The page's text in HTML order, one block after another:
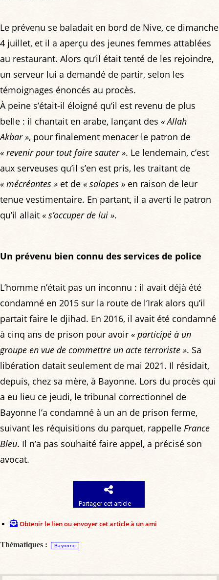
Le prévenu se baladait en bord de Nive, ce dimanche
4 juillet, et il a aperçu des jeunes femmes attablées
au restaurant. Alors qu’il était tenté de les rejoindre,
un serveur lui a demandé de partir, selon les
témoignages énoncés au procès.
À peine s’était-il éloigné qu’il est revenu de plus
belle : il chantait en arabe, lançant des « Allah
Akbar », pour finalement menacer le patron de
« revenir pour tout faire sauter ». Le lendemain, c’est
aux serveuses qu’il s’en est pris, les traitant de
« mécréantes » et de « salopes » en raison de leur
tenue vestimentaire. En partant, il a averti le patron
qu’il allait « s’occuper de lui ».
Un prévenu bien connu des services de police
L’homme n’était pas un inconnu : il avait déjà été
condamné en 2015 sur la route de l’Irak alors qu’il
partait faire le djihad. En 2016, il avait été condamné
à cinq ans de prison pour avoir « participé à un
groupe en vue de commettre un acte terroriste ». Sa
libération datait seulement de mai 2021. Il résidait,
depuis, chez sa mère, à Bayonne. Lors du procès qui
a eu lieu ce jeudi, le tribunal correctionnel de
Bayonne l’a condamné à un an de prison ferme,
suivant les réquisitions du parquet, rappelle France
Bleu. Il n’a pas souhaité faire appel, a précisé son
avocat.
Partager cet article
Obtenir le lien ou envoyer cet article à un ami
Thématiques : Bayonne